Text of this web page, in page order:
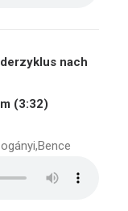
nach
(3:32)